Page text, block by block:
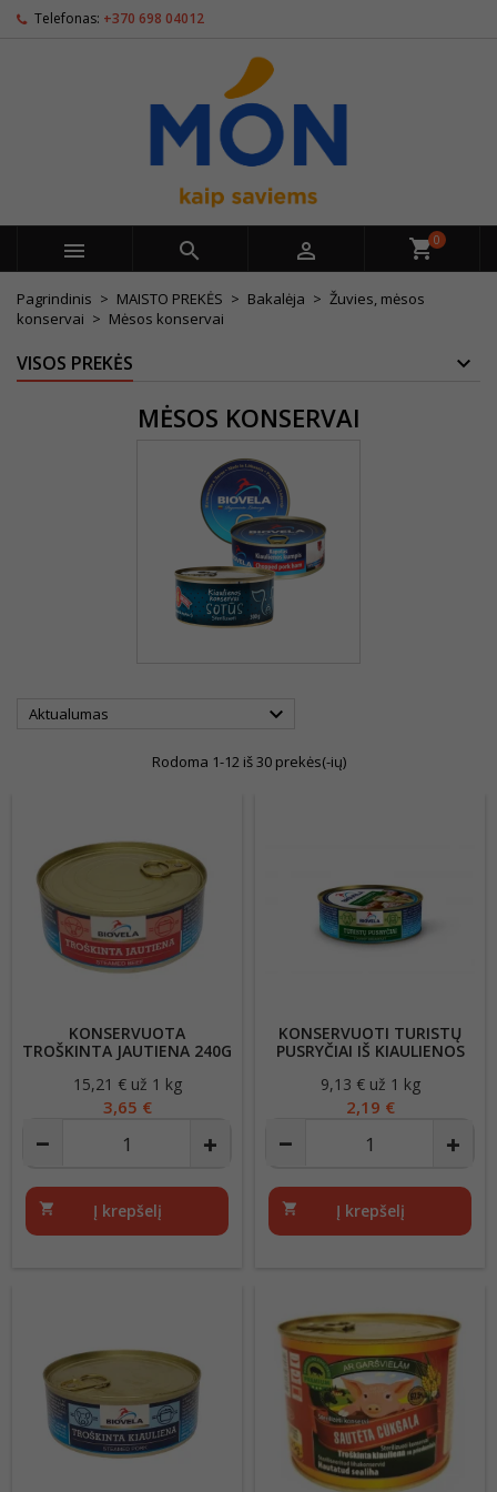
Telefonas: +370 698 04012
   0
Pagrindinis MAISTO PREKĖS Bakalėja
Žuvies, mėsos
konservai
Mėsos konservai
VISOS PREKĖS
MĖSOS KONSERVAI
Aktualumas 
Rodoma 1-12 iš 30 prekės(-ių)
KONSERVUOTA
TROŠKINTA JAUTIENA 240G
Kaina
15,21 € už 1 kg
3,65 €
shopping_cart Į krepšelį
KONSERVUOTI TURISTŲ
PUSRYČIAI IŠ KIAULIENOS
Kaina
9,13 € už 1 kg
2,19 €
shopping_cart Į krepšelį